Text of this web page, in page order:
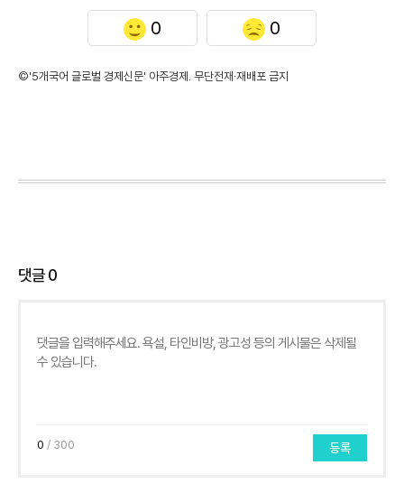
0 0
©'5개국어 글로벌 경제신문' 아주경제. 무단전재·재배포 금지
댓글0
0 / 300 등록